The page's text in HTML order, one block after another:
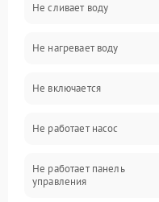
Электропитание
Датчики
Нагрев
Вода
Гигиена
Не сливает воду
Не нагревает воду
Не включается
Не работает насос
Не работает панель
управления